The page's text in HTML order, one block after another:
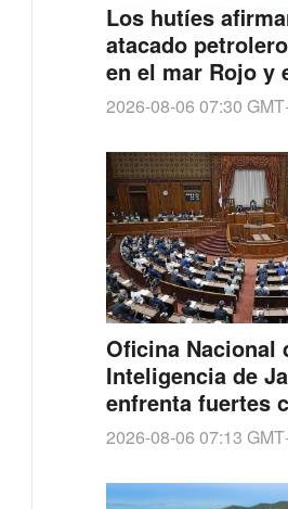
Los hutíes
atacado
en el mar Rojo y
Adén
2026-08-06 07:30
Oficina Nacional
Inteligencia de
enfrenta fuertes
ciudadanos
2026-08-06 07:13